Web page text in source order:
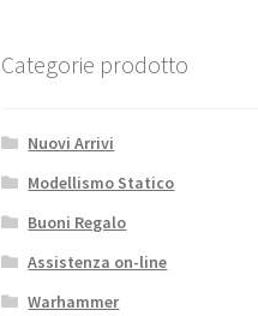
Categorie prodotto
Nuovi Arrivi
Modellismo Statico
Buoni Regalo
Assistenza on-line
Warhammer